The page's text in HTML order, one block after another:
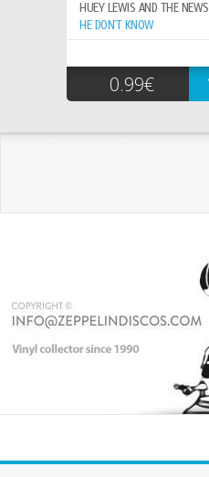
HUEY LEWIS AND THE NEWS
HE DON`T KNOW
0.99€